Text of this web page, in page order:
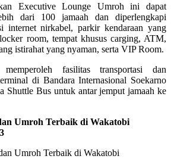
Executive Lounge Umroh ini dapat
dari 100 jamaah dan diperlengkapi
internet nirkabel, parkir kendaraan yang
room, tempat khusus carging, ATM,
istirahat yang nyaman, serta VIP Room.
fasilitas transportasi dan
di Bandara Internasional Soekarno
Shuttle Bus untuk antar jemput jamaah ke
Umroh Terbaik di Wakatobi